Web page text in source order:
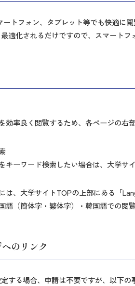
ートフォン、タブレット等でも快適に
適化されるだけですので、スマート
効率良く閲覧するため、各ページの右
キーワード検索したい場合は、大学サ
は、大学サイトTOPの上部にある「
語（簡体字・繁体字）・韓国語での閲
のリンク
する場合、申請は不要ですが、以下の